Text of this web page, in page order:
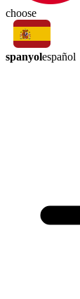
choose
spanyolespañol